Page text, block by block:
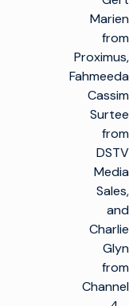
Marien
from
Proximus,
Fahmeeda
Cassim
Surtee
from
DSTV
Media
Sales,
and
Charlie
Glyn
from
Channel